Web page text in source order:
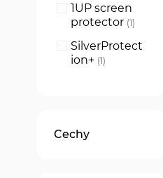
1UP screen
protector 1
produkt
SilverProtect
ion+ 1
produkt
Cechy